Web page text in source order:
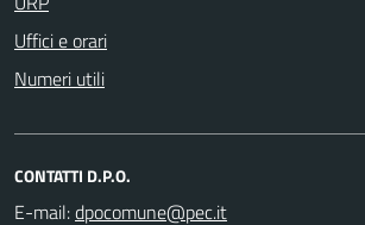
Uffici e orari
Numeri utili
CONTATTI D.P.O.
E-mail: